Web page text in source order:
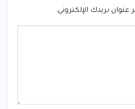
عنوان بريدك الإلكتروني.